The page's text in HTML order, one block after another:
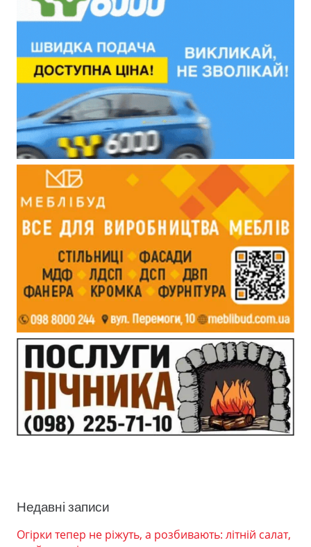
Недавні записи
Огірки тепер не ріжуть, а розбивають: літній салат,